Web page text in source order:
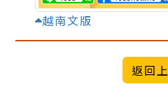
越南文版